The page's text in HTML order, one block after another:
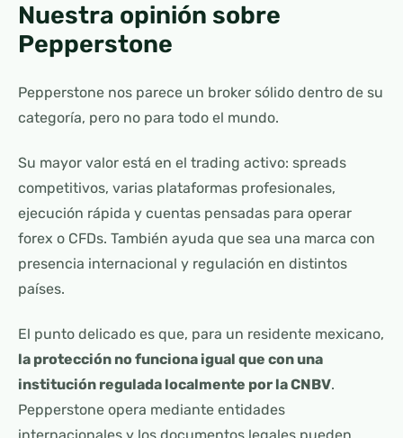
Nuestra opinión sobre
Pepperstone
Pepperstone nos parece un broker sólido dentro de su
categoría, pero no para todo el mundo.
Su mayor valor está en el trading activo: spreads
competitivos, varias plataformas profesionales,
ejecución rápida y cuentas pensadas para operar
forex o CFDs. También ayuda que sea una marca con
presencia internacional y regulación en distintos
países.
El punto delicado es que, para un residente mexicano,
la protección no funciona igual que con una
institución regulada localmente por la CNBV.
Pepperstone opera mediante entidades
internacionales y los documentos legales pueden